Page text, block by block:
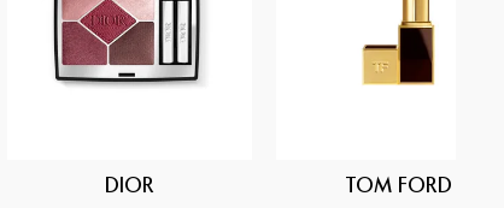
DIOR TOM FORD